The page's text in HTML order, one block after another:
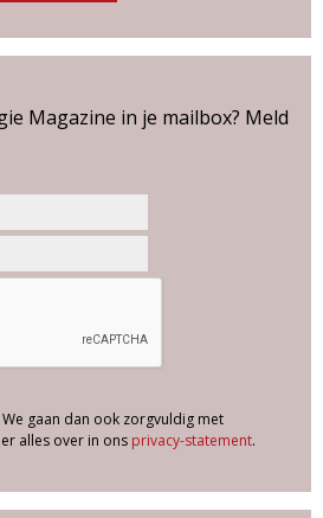
Magazine in je mailbox? Meld
gaan dan ook zorgvuldig met
alles over in ons privacy-statement.